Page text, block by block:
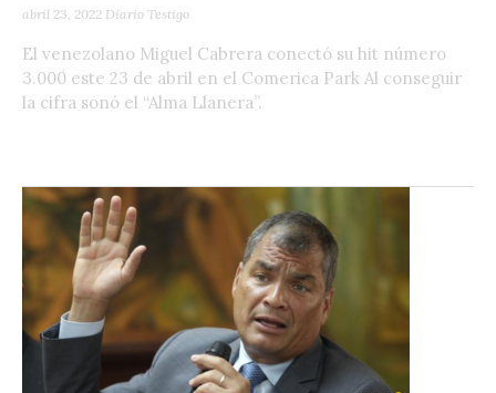
abril 23, 2022 Diario Testigo
El venezolano Miguel Cabrera conectó su hit número
3.000 este 23 de abril en el Comerica Park Al conseguir
la cifra sonó el “Alma Llanera”.